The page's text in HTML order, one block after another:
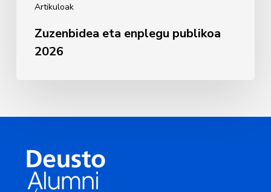
Artikuloak
Zuzenbidea eta enplegu publikoa
2026